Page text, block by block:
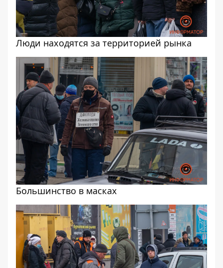
Люди находятся за территорией рынка
Большинство в масках